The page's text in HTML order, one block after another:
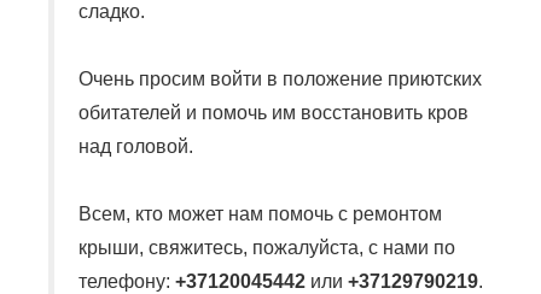
сладко.
Очень просим войти в положение приютских
обитателей и помочь им восстановить кров
над головой.
Всем, кто может нам помочь с ремонтом
крыши, свяжитесь, пожалуйста, с нами по
телефону: +37120045442 или +37129790219.